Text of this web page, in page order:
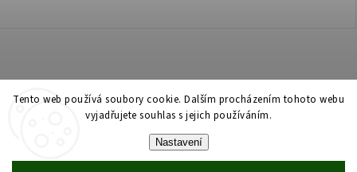
Tento web používá soubory cookie. Dalším procházením tohoto webu
vyjadřujete souhlas s jejich používáním.
Nastavení
Copyright 2026 ZOO ve dvoře Praha 5. Všechna práva vyhrazena.
Upravit nastavení cookies
Shoptet| Design